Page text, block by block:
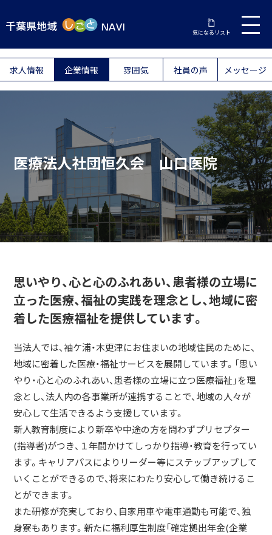
気になるリスト
求人情報 企業情報 雰囲気 社員の声 メッセージ
医療法人社団恒久会 山口医院
思いやり、心と心のふれあい、患者様の立場に
立った医療、福祉の実践を理念とし、地域に密
着した医療福祉を提供しています。
当法人では、袖ケ浦・木更津にお住まいの地域住民のために、
地域に密着した医療・福祉サービスを展開しています。「思い
やり・心と心のふれあい、患者様の立場に立つ医療福祉」を理
念とし、法人内の各事業所が連携することで、地域の人々が
安心して生活できるよう支援しています。
新人教育制度により新卒や中途の方を問わずプリセプター
(指導者)がつき、１年間かけてしっかり指導・教育を行ってい
ます。キャリアパスによりリーダー等にステップアップして
いくことができるので、将来にわたり安心して働き続けるこ
とができます。
また研修が充実しており、自家用車や電車通勤も可能で、独
身寮もあります。新たに福利厚生制度「確定拠出年金(企業